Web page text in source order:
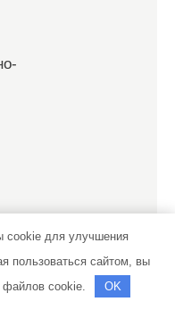
cookie для улучшения
пользоваться сайтом, вы
файлов cookie.
OK